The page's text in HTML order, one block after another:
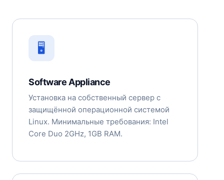
🖥️
Software Appliance
Установка на собственный сервер с
защищённой операционной системой
Linux. Минимальные требования: Intel
Core Duo 2GHz, 1GB RAM.